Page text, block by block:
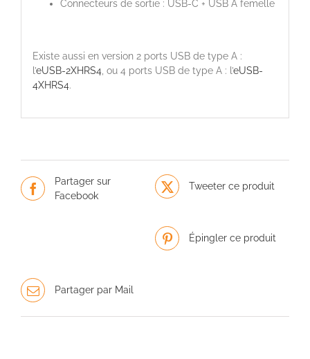
Connecteurs de sortie : USB-C + USB A femelle
Existe aussi en version 2 ports USB de type A :
l’eUSB-2XHRS4, ou 4 ports USB de type A : l’eUSB-
4XHRS4.
Partager sur
Facebook
Tweeter ce produit
Épingler ce produit
Partager par Mail